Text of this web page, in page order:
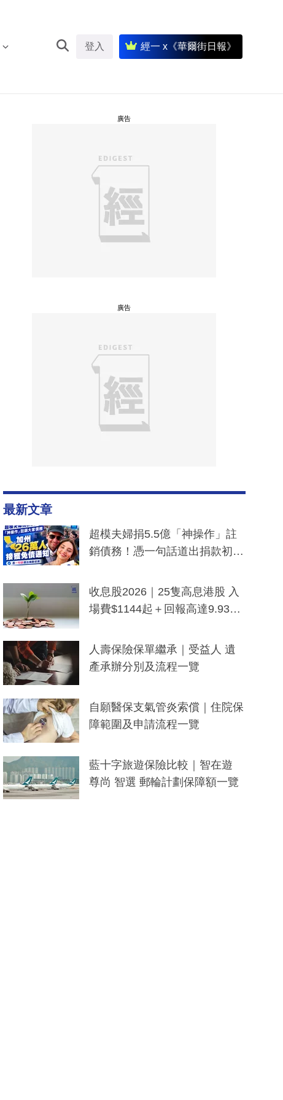
登入 經一 x《華爾街日報》
廣告
廣告
最新文章
超模夫婦捐5.5億「神操作」註
銷債務！憑一句話道出捐款初
一度被誤當詐騙手段
收息股2026｜25隻高息港股 入
場費$1144起＋回報高達9.93
人壽保險保單繼承｜受益人 遺
產承辦分別及流程一覽
自願醫保支氣管炎索償｜住院保
障範圍及申請流程一覽
藍十字旅遊保險比較｜智在遊
尊尚 智選 郵輪計劃保障額一覽